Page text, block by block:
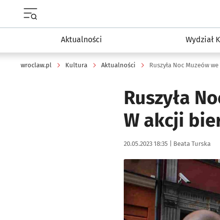
Aktualności Wydział
wroclaw.pl Kultura Aktualności
Ruszyła
W akcji
Data publikacji:
20.05.2023 18:35 | Autor:
Beata Turska
Kliknij, aby zobaczyć